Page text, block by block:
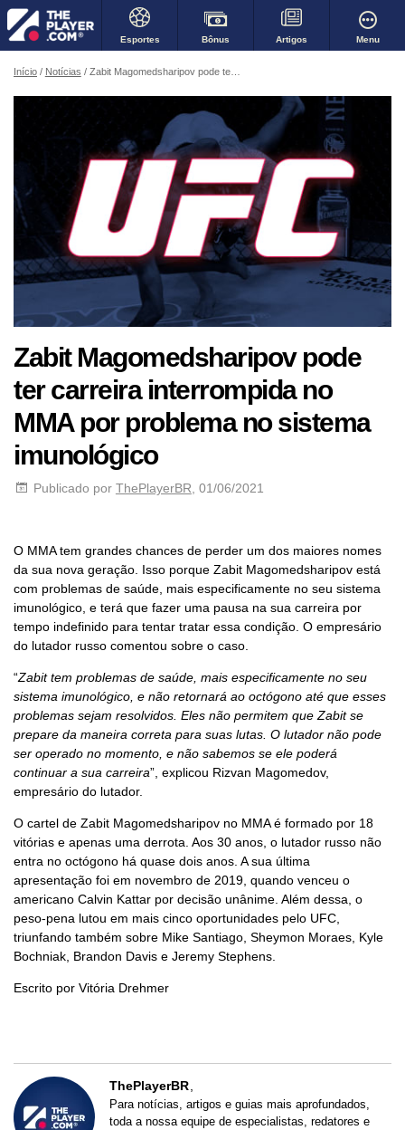
Esportes Bônus Artigos Menu
Início Notícias Zabit Magomedsharipov pode ter carreira interrompida no MMA por problema no sistema imunológico
Zabit Magomedsharipov pode
ter carreira interrompida no
MMA por problema no sistema
imunológico
Publicado por ThePlayerBR , 01/06/2021
O MMA tem grandes chances de perder um dos maiores nomes
da sua nova geração. Isso porque Zabit Magomedsharipov está
com problemas de saúde, mais especificamente no seu sistema
imunológico, e terá que fazer uma pausa na sua carreira por
tempo indefinido para tentar tratar essa condição. O empresário
do lutador russo comentou sobre o caso.
“Zabit tem problemas de saúde, mais especificamente no seu
sistema imunológico, e não retornará ao octógono até que esses
problemas sejam resolvidos. Eles não permitem que Zabit se
prepare da maneira correta para suas lutas. O lutador não pode
ser operado no momento, e não sabemos se ele poderá
continuar a sua carreira”, explicou Rizvan Magomedov,
empresário do lutador.
O cartel de Zabit Magomedsharipov no MMA é formado por 18
vitórias e apenas uma derrota. Aos 30 anos, o lutador russo não
entra no octógono há quase dois anos. A sua última
apresentação foi em novembro de 2019, quando venceu o
americano Calvin Kattar por decisão unânime. Além dessa, o
peso-pena lutou em mais cinco oportunidades pelo UFC,
triunfando também sobre Mike Santiago, Sheymon Moraes, Kyle
Bochniak, Brandon Davis e Jeremy Stephens.
Escrito por Vitória Drehmer
ThePlayerBR
Para notícias, artigos e guias mais aprofundados,
toda a nossa equipe de especialistas, redatores e